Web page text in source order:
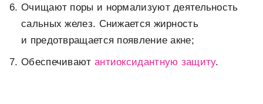
Очищают поры и нормализуют деятельность
сальных желез. Снижается жирность
и предотвращается появление акне;
Обеспечивают антиоксидантную защиту.